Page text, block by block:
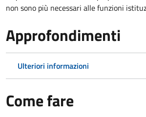
non sono più necessari alle funzioni
Approfondimenti
Ulteriori informazioni
Come fare